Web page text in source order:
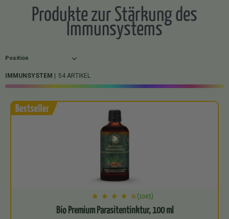
Produkte zur Stärkung des
Immunsystems
IMMUNSYSTEM 54 ARTIKEL
(1045)
Bio Premium Parasitentinktur, 100 ml